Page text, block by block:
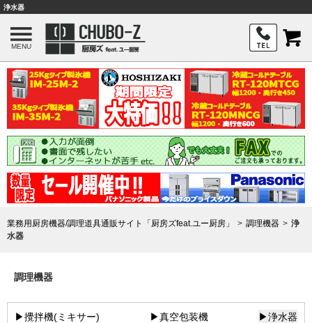
浄水器
MENU
業務用厨房機器/調理道具通販サイト「厨房ズfeat.ユー厨房」 調理機器
浄
水器
調理機器
▶攪拌機(ミキサー) ▶真空包装機 ▶浄水器